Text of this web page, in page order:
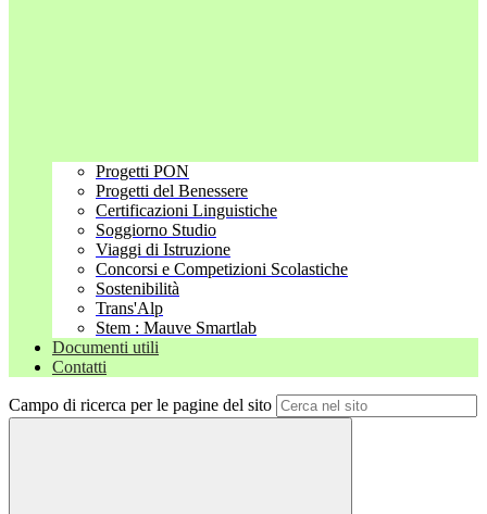
Progetti PON
Progetti del Benessere
Certificazioni Linguistiche
Soggiorno Studio
Viaggi di Istruzione
Concorsi e Competizioni Scolastiche
Sostenibilità
Trans'Alp
Stem : Mauve Smartlab
Documenti utili
Contatti
Campo di ricerca per le pagine del sito